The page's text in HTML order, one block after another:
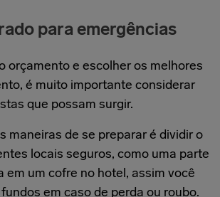
para emergências
orçamento e escolher os melhores
é muito importante considerar
que possam surgir.
maneiras de se preparar é dividir o
locais seguros, como uma parte
em um cofre no hotel, assim você
em caso de perda ou roubo.